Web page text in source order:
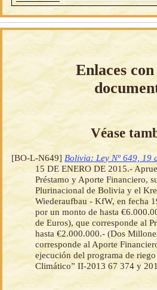
Enlaces
Véase
[BO-L-N649] Bolivia: Ley Nº 649, 19
15 DE ENERO DE 2015.-
Préstamo y Aporte Financiero,
Plurinacional de Bolivia y el
Wiederaufbau - KfW, en fecha
por un monto de hasta
de Euros), que corresponde al
hasta €2.000.000.- (Dos
corresponde al Aporte
ejecución del programa de
Climático” II-2013 67 374 y